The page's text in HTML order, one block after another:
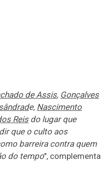
de Assis, Gonçalves
e, Nascimento
Reisdo lugar que
que o culto aos
barreira contra quem
do tempo", complementa